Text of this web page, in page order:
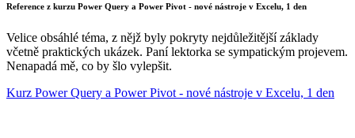
Reference z kurzu Power Query a Power Pivot - nové nástroje v Excelu, 1 den
Velice obsáhlé téma, z nějž byly pokryty nejdůležitější základy
včetně praktických ukázek. Paní lektorka se sympatickým projevem.
Nenapadá mě, co by šlo vylepšit.
Kurz Power Query a Power Pivot - nové nástroje v Excelu, 1 den